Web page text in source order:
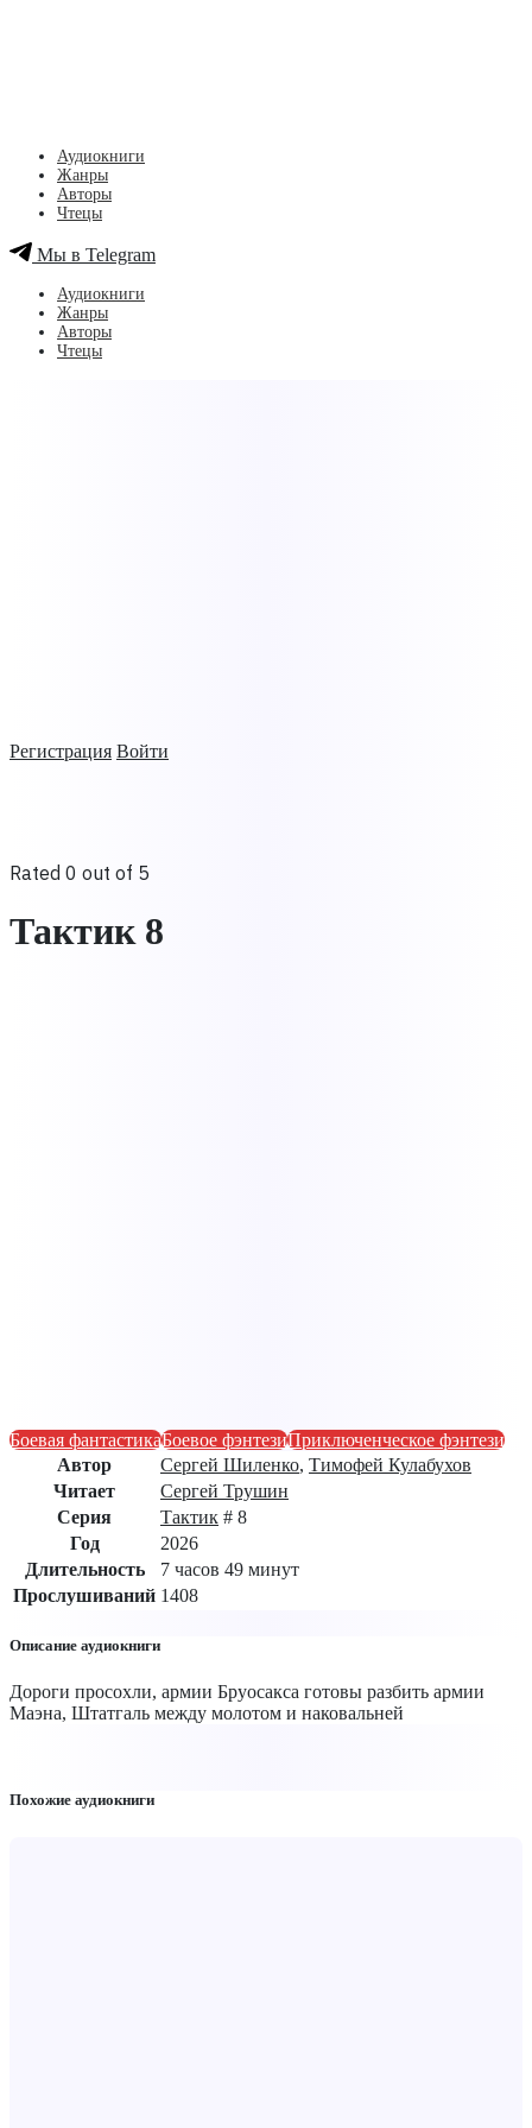
Регистрация Войти
Аудиокниги
Жанры
Авторы
Чтецы
Мы в Telegram
Аудиокниги
Жанры
Авторы
Чтецы
Rated 0 out of 5
Тактик 8
Боевая фантастикаБоевое фэнтезиПриключенческое фэнтези
Автор
Сергей Шиленко, Тимофей Кулабухов
Читает
Сергей Трушин
Серия
Тактик # 8
Год
2026
Длительность
7 часов 49 минут
Прослушиваний 1408
Описание аудиокниги
Дороги просохли, армии Бруосакса готовы разбить армии
Маэна, Штатгаль между молотом и наковальней
Похожие аудиокниги